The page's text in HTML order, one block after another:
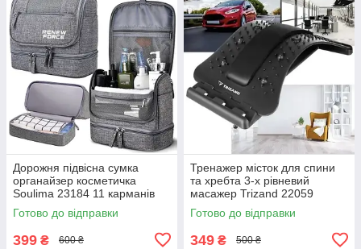
Дорожня підвісна сумка
органайзер косметичка
Soulima 23184 11 карманів
Готово до відправки
399 ₴ 600 ₴
Тренажер місток для спини
та хребта 3-х рівневий
масажер Trizand 22059
Готово до відправки
349 ₴ 500 ₴